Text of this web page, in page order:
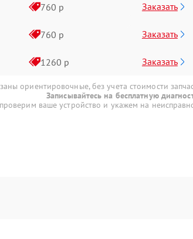
760 р Заказать
760 р Заказать
1260 р Заказать
ориентировочные, без учета стоимости
Записывайтесь на бесплатную
ваше устройство и укажем на